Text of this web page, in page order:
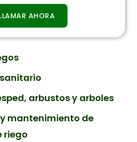
AHORA
arbustos y arboles
mantenimiento de
riego